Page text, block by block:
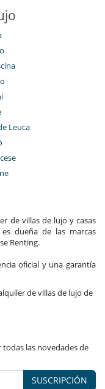
Leuca
de villas de lujo y casas
dueña de las marcas
Renting.
oficial y una garantía
de villas de lujo de
las novedades de
SUSCRIPCIÓN